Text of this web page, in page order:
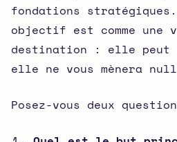
fondations
objectif est comme une
destination : elle peut
elle ne vous mènera
Posez-vous deux